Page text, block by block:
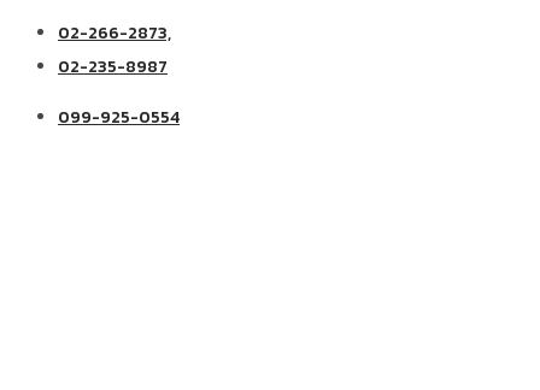
02-266-2873,
02-235-8987
099-925-0554